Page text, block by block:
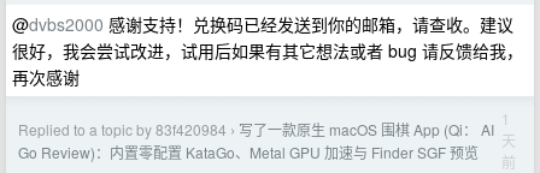
@dvbs2000 感谢支持！兑换码已经发送到你的邮箱，请查收。建议
很好，我会尝试改进，试用后如果有其它想法或者 bug 请反馈给我，
再次感谢
Replied to a topic by 83f420984 › 写了一款原生 macOS 围棋 App (Qi： AI
Go Review)：内置零配置 KataGo、Metal GPU 加速与 Finder SGF 预览
1
天
前